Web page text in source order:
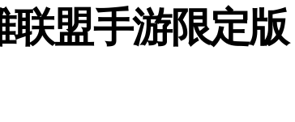
！联盟手游限定版